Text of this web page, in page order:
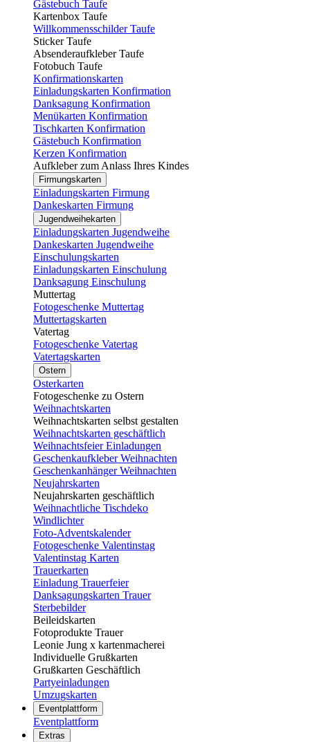
Gästebuch Taufe
Kartenbox Taufe
Willkommensschilder Taufe
Sticker Taufe
Absenderaufkleber Taufe
Fotobuch Taufe
Konfirmationskarten
Einladungskarten Konfirmation
Danksagung Konfirmation
Menükarten Konfirmation
Tischkarten Konfirmation
Gästebuch Konfirmation
Kerzen Konfirmation
Aufkleber zum Anlass Ihres Kindes
Firmungskarten
Einladungskarten Firmung
Dankeskarten Firmung
Jugendweihekarten
Einladungskarten Jugendweihe
Dankeskarten Jugendweihe
Einschulungskarten
Einladungskarten Einschulung
Danksagung Einschulung
Muttertag
Fotogeschenke Muttertag
Muttertagskarten
Vatertag
Fotogeschenke Vatertag
Vatertagskarten
Ostern
Osterkarten
Fotogeschenke zu Ostern
Weihnachtskarten
Weihnachtskarten selbst gestalten
Weihnachtskarten geschäftlich
Weihnachtsfeier Einladungen
Geschenkaufkleber Weihnachten
Geschenkanhänger Weihnachten
Neujahrskarten
Neujahrskarten geschäftlich
Weihnachtliche Tischdeko
Windlichter
Foto-Adventskalender
Fotogeschenke Valentinstag
Valentinstag Karten
Trauerkarten
Einladung Trauerfeier
Danksagungskarten Trauer
Sterbebilder
Beileidskarten
Fotoprodukte Trauer
Leonie Jung x kartenmacherei
Individuelle Grußkarten
Grußkarten Geschäftlich
Partyeinladungen
Umzugskarten
Eventplattform
Eventplattform
Extras